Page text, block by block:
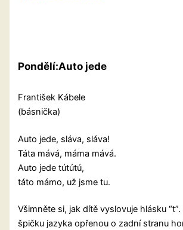
Pondělí:Auto jede
František Kábele
(básnička)
Auto jede, sláva, sláva!
Táta mává, máma mává.
Auto jede tútútú,
táto mámo, už jsme tu.
Všimněte si, jak dítě vyslovuje hlásku
špičku jazyka opřenou o zadní stranu